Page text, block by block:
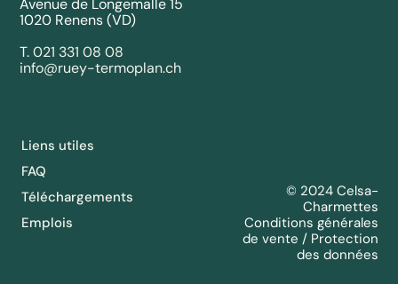
1020 Renens (VD)
T.021 331 08 08
info@ruey-termoplan.ch
Liens utiles
FAQ
Téléchargements
Emplois
© 2024 Celsa-
Charmettes
Conditions générales
de vente / Protection
des données